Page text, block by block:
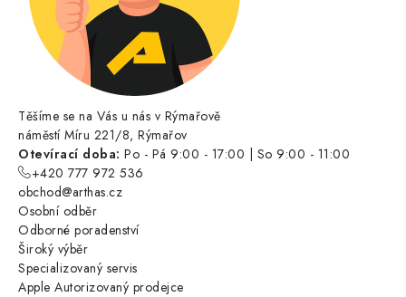
Těšíme se na Vás u nás v Rýmařově
náměstí Míru 221/8, Rýmařov
Otevírací doba: Po - Pá 9:00 - 17:00 | So 9:00 - 11:00
+420 777 972 536
obchod@arthas.cz
Osobní odběr
Odborné poradenství
Široký výběr
Specializovaný servis
Apple Autorizovaný prodejce